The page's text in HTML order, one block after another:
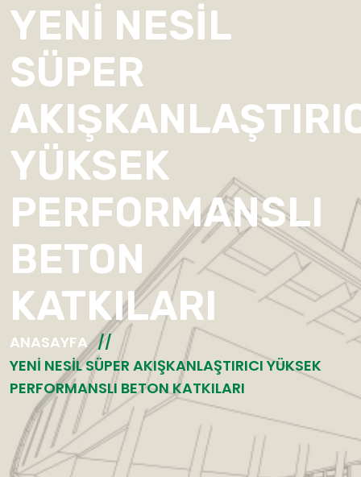
YENI NESIL
SÜPER
YÜKSEK
PERFORMANSLI
BETON
KATKILARI
ANASAYFA
YENI NESIL SÜPER AKIŞKANLAŞTIRICI YÜKSEK
PERFORMANSLI BETON KATKILARI